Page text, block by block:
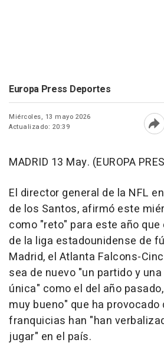
Europa Press Deportes
Miércoles, 13 mayo 2026
Actualizado: 20:39
MADRID 13 May. (EUROPA
El director general de la NFL
de los Santos, afirmó este
como "reto" para este año
de la liga estadounidense de
Madrid, el Atlanta Falcons-
sea de nuevo "un partido y
única" como el del año
muy bueno" que ha
franquicias han "han
jugar" en el país.